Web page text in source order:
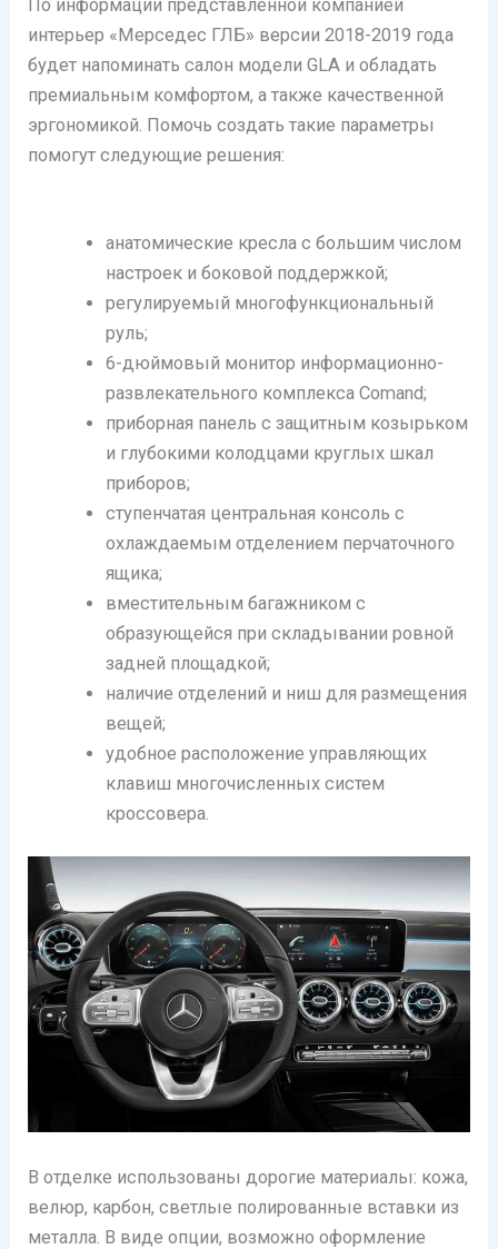
По информации представленной компанией
интерьер «Мерседес ГЛБ» версии 2018-2019 года
будет напоминать салон модели GLA и обладать
премиальным комфортом, а также качественной
эргономикой. Помочь создать такие параметры
помогут следующие решения:
анатомические кресла с большим числом
настроек и боковой поддержкой;
регулируемый многофункциональный
руль;
6-дюймовый монитор информационно-
развлекательного комплекса Comand;
приборная панель с защитным козырьком
и глубокими колодцами круглых шкал
приборов;
ступенчатая центральная консоль с
охлаждаемым отделением перчаточного
ящика;
вместительным багажником с
образующейся при складывании ровной
задней площадкой;
наличие отделений и ниш для размещения
вещей;
удобное расположение управляющих
клавиш многочисленных систем
кроссовера.
В отделке использованы дорогие материалы: кожа,
велюр, карбон, светлые полированные вставки из
металла. В виде опции, возможно оформление